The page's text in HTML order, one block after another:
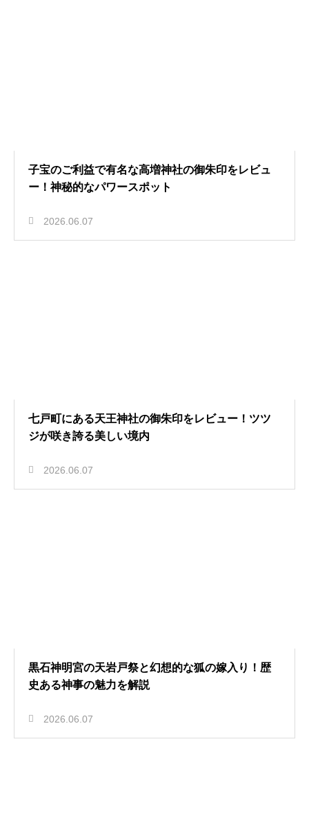
子宝のご利益で有名な高増神社の御朱印をレビュ
ー！神秘的なパワースポット
2026.06.07
七戸町にある天王神社の御朱印をレビュー！ツツ
ジが咲き誇る美しい境内
2026.06.07
黒石神明宮の天岩戸祭と幻想的な狐の嫁入り！歴
史ある神事の魅力を解説
2026.06.07